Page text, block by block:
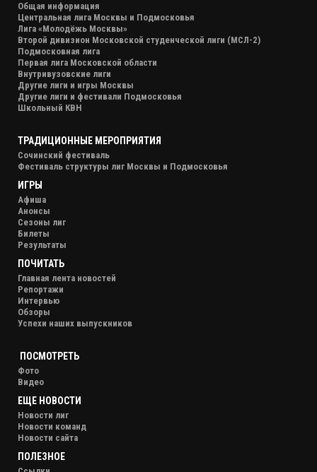
Общая информация
Центральная лига Москвы и Подмосковья
Лига «Молодёжь Москвы»
Второй дивизион Московской студенческой лиги (МСЛ-2)
Подмосковная лига
Первая лига Московской области
Внутривузовские лиги
Другие лиги и игры Москвы
Другие лиги и фестивали Подмосковья
Школьный КВН
ТРАДИЦИОННЫЕ МЕРОПРИЯТИЯ
Сочинский фестиваль
Фестиваль структуры лиг Москвы и Подмосковья
ИГРЫ
Афиша
Анонсы
Сезоны лиг
Билеты
Результаты
ПОЧИТАТЬ
Главная лента новостей
Репортажи
Интервью
Обзоры
Успехи наших выпускников
ПОСМОТРЕТЬ
Фото
Видео
ЕЩЕ НОВОСТИ
Новости лиг
Новости команд
Новости сайта
ПОЛЕЗНОЕ